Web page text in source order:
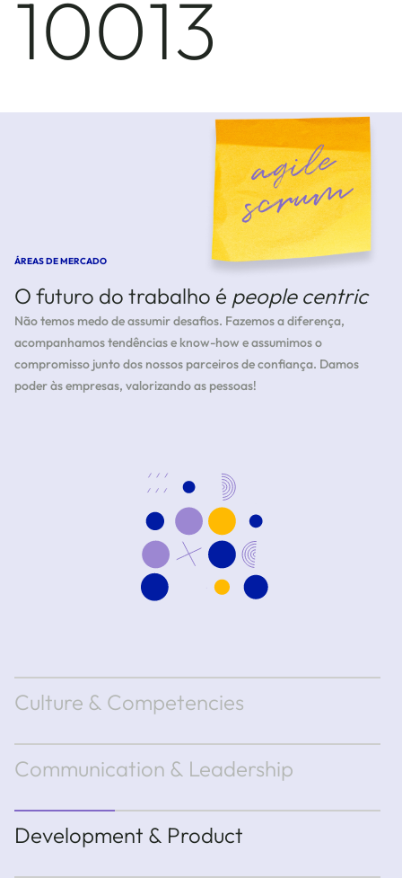
10014
ÁREAS DE MERCADO
O futuro do trabalho é people centric
Não temos medo de assumir desafios. Fazemos a diferença,
acompanhamos tendências e know-how e assumimos o
compromisso junto dos nossos parceiros de confiança. Damos
poder às empresas, valorizando as pessoas!
Culture & Competencies
Communication & Leadership
Development & Product